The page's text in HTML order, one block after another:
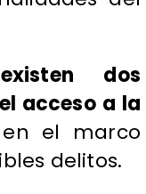
existen dos
acceso a la
en el marco
delitos.